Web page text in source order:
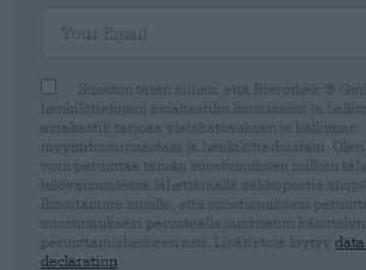
Suostun täten siihen, että Bierothek ®
henkilötietojani asiakastilin luomiseksi ja
asiakastili tarjoaa yleiskatsauksen ja hallinnan
myyntitoiminnastani ja henkilötiedoistani.
voin peruuttaa tämän suostumuksen milloin
tulevaisuudessa lähettämällä sähköpostia
Ilmoitamme sinulle, että suostumuksesi
suostumuksesi perusteella suoritetun
peruuttamishetkeen asti. Lisätietoja löytyy
declaration